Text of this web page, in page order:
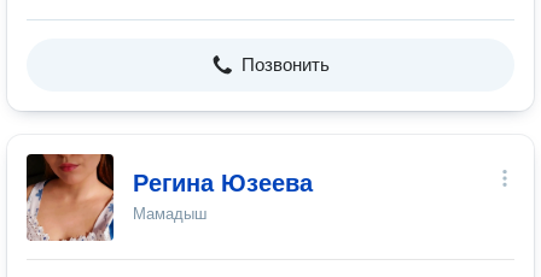
Позвонить
Регина Юзеева
Мамадыш